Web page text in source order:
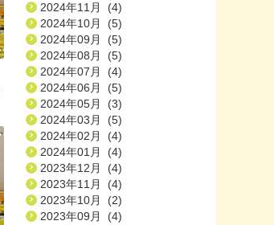
2024年11月 (4)
2024年10月 (5)
2024年09月 (5)
2024年08月 (5)
2024年07月 (4)
2024年06月 (5)
2024年05月 (3)
2024年03月 (5)
2024年02月 (4)
2024年01月 (4)
2023年12月 (4)
2023年11月 (4)
2023年10月 (2)
2023年09月 (4)